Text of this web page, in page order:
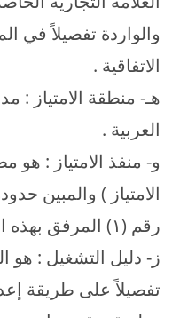
الاتفاقية .
هـ- منطقة الامتياز :
العربية .
و- منفذ الامتياز :
الامتياز ) والمبين
رقم (۱) المرفق بهذه الاتفاقية .
ز- دليل التشغيل : هو
تفصيلاً على طريقة